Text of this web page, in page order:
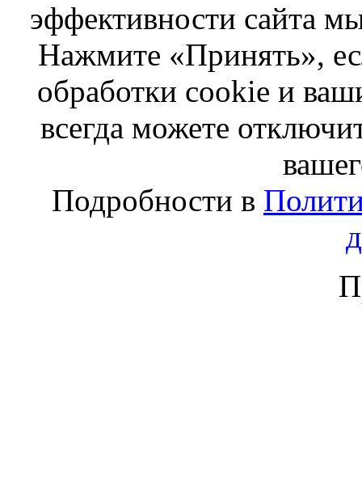
эффективности сайта
Нажмите «Принять»,
обработки cookie и
всегда можете
Подробности в